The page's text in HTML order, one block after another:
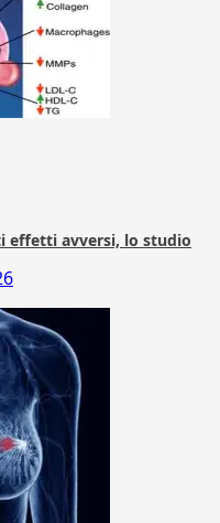
avversi, lo studio